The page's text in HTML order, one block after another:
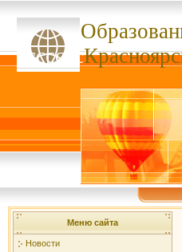
ссссссс
Меню сайта
Новости